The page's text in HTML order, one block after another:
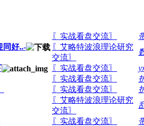
〖实战看盘交流〗
同好..-
〖艾略特波浪理论研究
交流〗
〖实战看盘交流〗
〖实战看盘交流〗
〖实战看盘交流〗
〖艾略特波浪理论研究
交流〗
〖实战看盘交流〗